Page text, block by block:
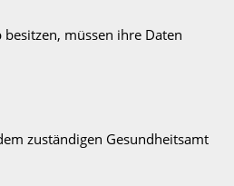
müssen ihre Daten
zuständigen Gesundheitsamt